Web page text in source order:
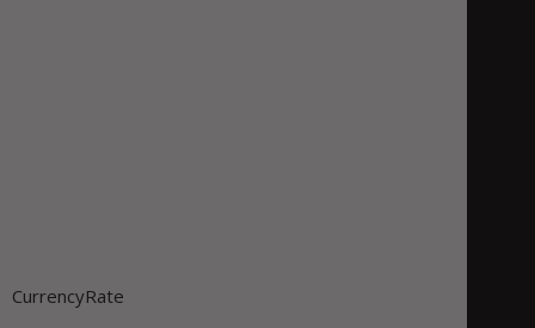
CurrencyRate